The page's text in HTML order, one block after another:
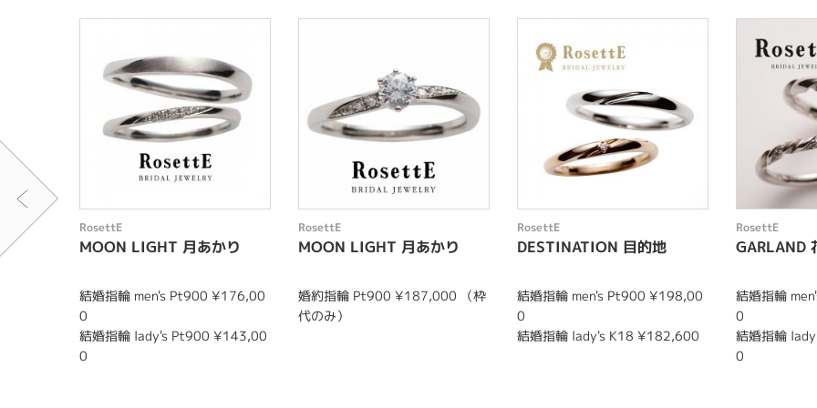
RosettE
MOON LIGHT 月あかり
結婚指輪 men's Pt900 ¥176,00
0
結婚指輪 lady's Pt900 ¥143,00
0
RosettE
MOON LIGHT 月あかり
婚約指輪 Pt900 ¥187,000 （枠
代のみ）
RosettE
DESTINATION 目的地
結婚指輪 men's Pt900 ¥198,00
0
結婚指輪 lady's K18 ¥182,600
RosettE
GARLAND
結婚指輪
0
結婚指輪
0